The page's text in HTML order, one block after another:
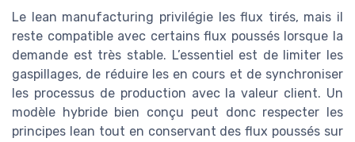
Le lean manufacturing privilégie les flux tirés, mais il
reste compatible avec certains flux poussés lorsque la
demande est très stable. L’essentiel est de limiter les
gaspillages, de réduire les en cours et de synchroniser
les processus de production avec la valeur client. Un
modèle hybride bien conçu peut donc respecter les
principes lean tout en conservant des flux poussés sur